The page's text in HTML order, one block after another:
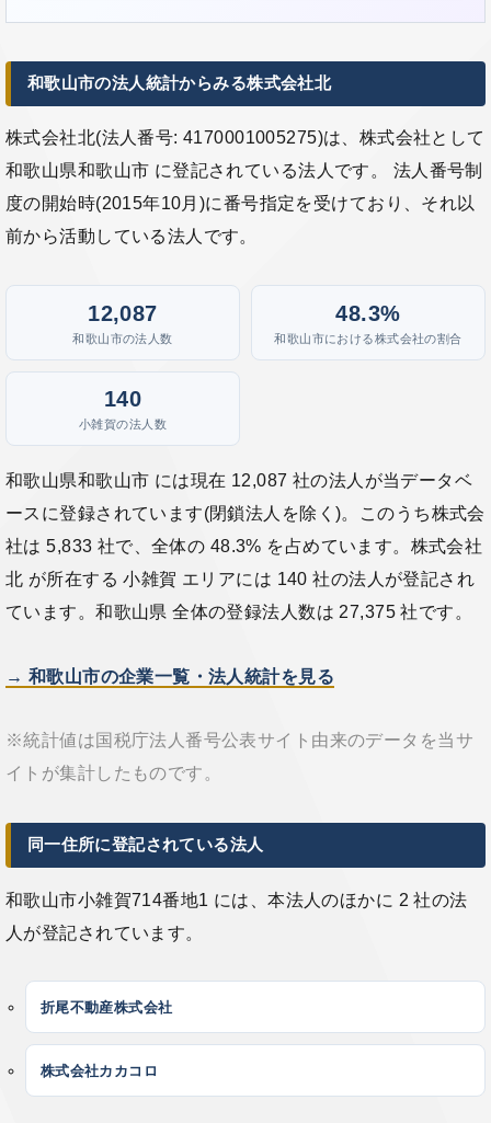
和歌山市の法人統計からみる株式会社北
株式会社北(法人番号: 4170001005275)は、株式会社として
和歌山県和歌山市 に登記されている法人です。 法人番号制
度の開始時(2015年10月)に番号指定を受けており、それ以
前から活動している法人です。
12,087
和歌山市の法人数
48.3%
和歌山市における株式会社の割合
140
小雑賀の法人数
和歌山県和歌山市 には現在 12,087 社の法人が当データベ
ースに登録されています(閉鎖法人を除く)。このうち株式会
社は 5,833 社で、全体の 48.3% を占めています。株式会社
北 が所在する 小雑賀 エリアには 140 社の法人が登記され
ています。和歌山県 全体の登録法人数は 27,375 社です。
→ 和歌山市の企業一覧・法人統計を見る
※統計値は国税庁法人番号公表サイト由来のデータを当サ
イトが集計したものです。
同一住所に登記されている法人
和歌山市小雑賀714番地1 には、本法人のほかに 2 社の法
人が登記されています。
折尾不動産株式会社
株式会社カカコロ